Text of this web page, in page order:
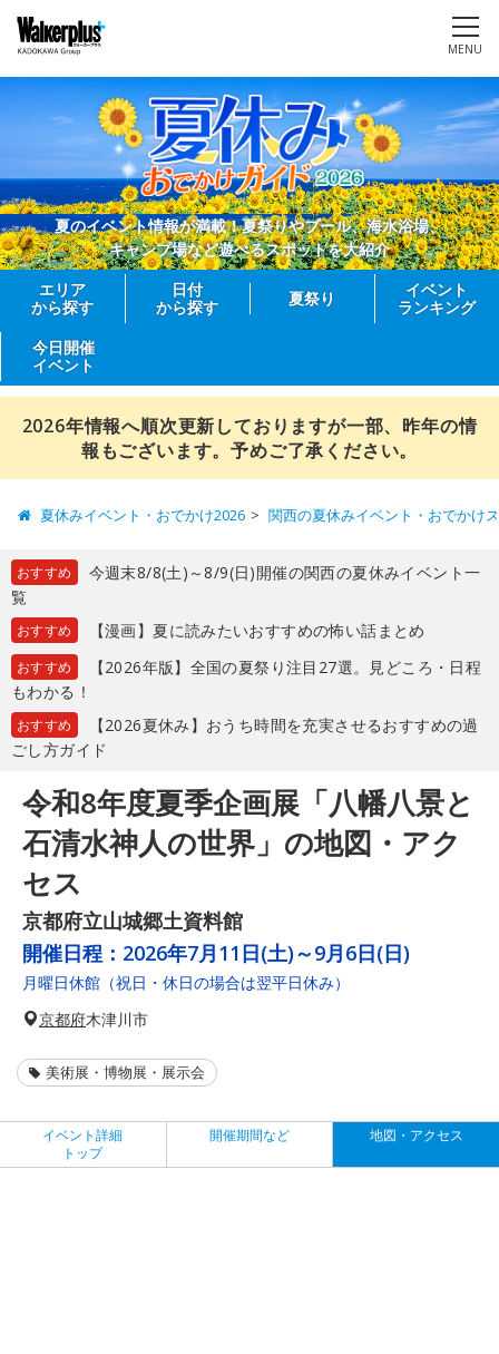
MENU
夏のイベント情報が満載！夏祭りやプール、海水浴場、
キャンプ場など遊べるスポットを大紹介
エリア
から探す
日付
から探す
夏祭り
イベント
ランキング
今日開催
イベント
2026年情報へ順次更新しておりますが一部、昨年の情
報もございます。予めご了承ください。
夏休みイベント・おでかけ2026 関西の夏休みイベント・おでかけ
おすすめ
今週末8/8(土)～8/9(日)開催の関西の夏休みイベント一
覧
おすすめ 【漫画】夏に読みたいおすすめの怖い話まとめ
おすすめ
【2026年版】全国の夏祭り注目27選。見どころ・日程
もわかる！
おすすめ
【2026夏休み】おうち時間を充実させるおすすめの過
ごし方ガイド
令和8年度夏季企画展「八幡八景と
石清水神人の世界」の地図・アク
セス
京都府立山城郷土資料館
開催日程： 2026年7月11日(土)～9月6日(日)
月曜日休館（祝日・休日の場合は翌平日休み）
京都府木津川市
美術展・博物展・展示会
イベント詳細
トップ
開催期間など 地図・アクセス